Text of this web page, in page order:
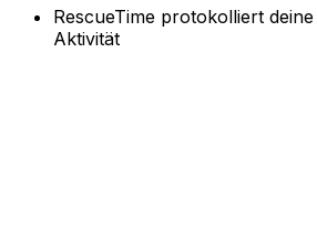
RescueTime protokolliert
Aktivität